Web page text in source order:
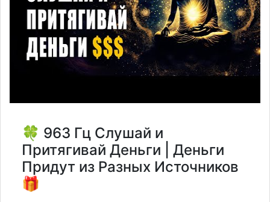
🍀 963 Гц Слушай и
Притягивай Деньги | Деньги
Придут из Разных Источников
🎁